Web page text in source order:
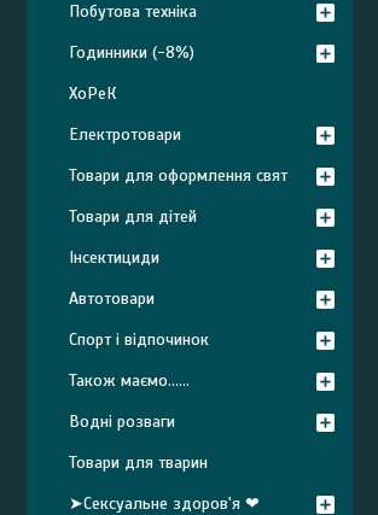
Побутова техніка
Годинники (-8%)
ХоРеК
Електротовари
Товари для оформлення свят
Товари для дітей
Інсектициди
Автотовари
Спорт і відпочинок
Також маємо......
Водні розваги
Товари для тварин
➤Сексуальне здоров'я ❤